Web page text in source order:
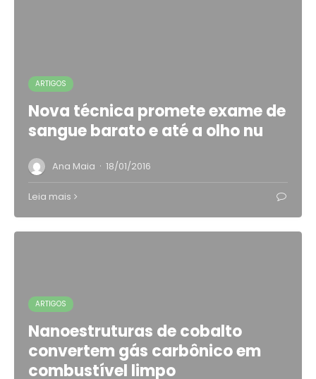
ARTIGOS
Nova técnica promete exame de
sangue barato e até a olho nu
Ana Maia · 18/01/2016
Leia mais
ARTIGOS
Nanoestruturas de cobalto
convertem gás carbônico em
combustível limpo